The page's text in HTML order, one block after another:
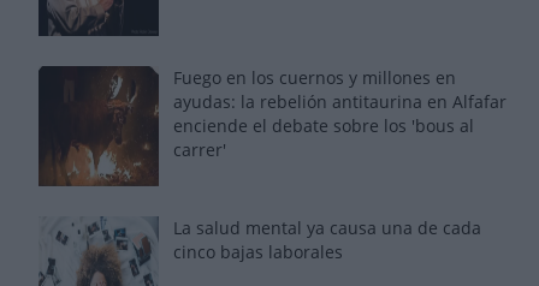
Fuego en los cuernos y millones en
ayudas: la rebelión antitaurina en Alfafar
enciende el debate sobre los 'bous al
carrer'
La salud mental ya causa una de cada
cinco bajas laborales